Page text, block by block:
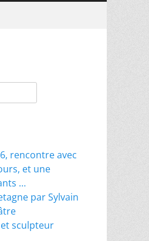
rencontre avec
et une
…
par Sylvain
et sculpteur